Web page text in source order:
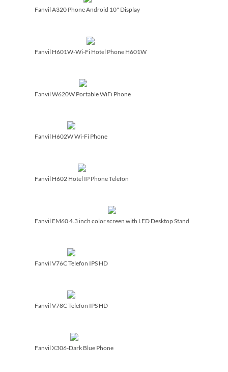
Fanvil A320 Phone Android 10" Display
Fanvil H601W-Wi-Fi Hotel Phone H601W
Fanvil W620W Portable WiFi Phone
Fanvil H602W Wi-Fi Phone
Fanvil H602 Hotel IP Phone Telefon
Fanvil EM60 4.3 inch color screen with LED Desktop Stand
Fanvil V76C Telefon IPS HD
Fanvil V78C Telefon IPS HD
Fanvil X306-Dark Blue Phone